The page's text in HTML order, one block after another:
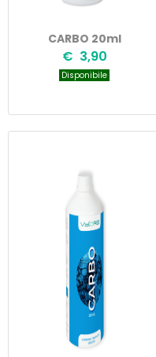
CARBO 20ml
€ 3,90
Disponibile